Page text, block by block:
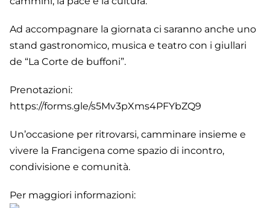
Ad accompagnare la giornata ci saranno anche uno
stand gastronomico, musica e teatro con i giullari
de “La Corte de buffoni”.
Prenotazioni:
https://forms.gle/s5Mv3pXms4PFYbZQ9
Un’occasione per ritrovarsi, camminare insieme e
vivere la Francigena come spazio di incontro,
condivisione e comunità.
Per maggiori informazioni: